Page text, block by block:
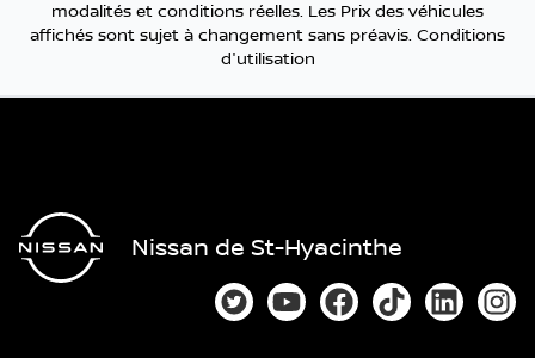
modalités et conditions réelles. Les Prix des véhicules
affichés sont sujet à changement sans préavis. Conditions
d'utilisation
Nissan de St-Hyacinthe
Lien vers notre compte Twitter
Lien vers notre chaîne
Lien vers notre page
Lien vers notre
Lien vers